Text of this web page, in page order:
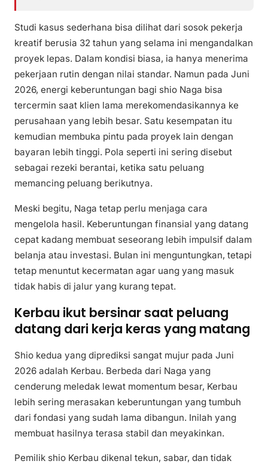
Studi kasus sederhana bisa dilihat dari sosok pekerja
kreatif berusia 32 tahun yang selama ini mengandalkan
proyek lepas. Dalam kondisi biasa, ia hanya menerima
pekerjaan rutin dengan nilai standar. Namun pada Juni
2026, energi keberuntungan bagi shio Naga bisa
tercermin saat klien lama merekomendasikannya ke
perusahaan yang lebih besar. Satu kesempatan itu
kemudian membuka pintu pada proyek lain dengan
bayaran lebih tinggi. Pola seperti ini sering disebut
sebagai rezeki berantai, ketika satu peluang
memancing peluang berikutnya.
Meski begitu, Naga tetap perlu menjaga cara
mengelola hasil. Keberuntungan finansial yang datang
cepat kadang membuat seseorang lebih impulsif dalam
belanja atau investasi. Bulan ini menguntungkan, tetapi
tetap menuntut kecermatan agar uang yang masuk
tidak habis di jalur yang kurang tepat.
Kerbau ikut bersinar saat peluang
datang dari kerja keras yang matang
Shio kedua yang diprediksi sangat mujur pada Juni
2026 adalah Kerbau. Berbeda dari Naga yang
cenderung meledak lewat momentum besar, Kerbau
lebih sering merasakan keberuntungan yang tumbuh
dari fondasi yang sudah lama dibangun. Inilah yang
membuat hasilnya terasa stabil dan meyakinkan.
Pemilik shio Kerbau dikenal tekun, sabar, dan tidak